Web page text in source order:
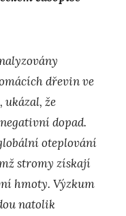
dřevin ve
že
dopad.
oteplování
stromy získají
hmoty. Výzkum
natolik